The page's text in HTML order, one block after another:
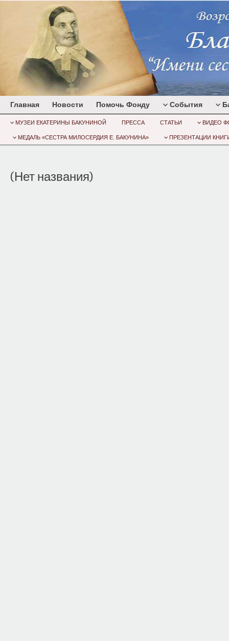
Главная Новости Помочь Фонду События
МУЗЕИ ЕКАТЕРИНЫ БАКУНИНОЙ ПРЕССА СТАТЬИ ВИДЕО
МЕДАЛЬ «СЕСТРА МИЛОСЕРДИЯ Е. БАКУНИНА» ПРЕЗЕНТАЦИИ
(Нет названия)